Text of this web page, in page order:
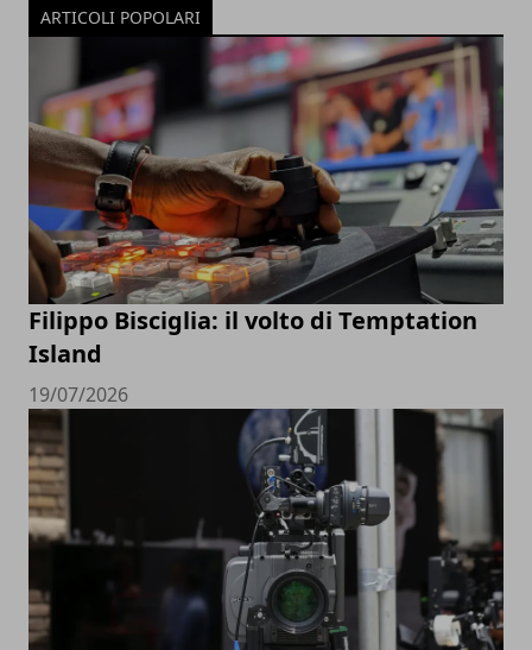
ARTICOLI POPOLARI
Filippo Bisciglia: il volto di Temptation
Island
19/07/2026